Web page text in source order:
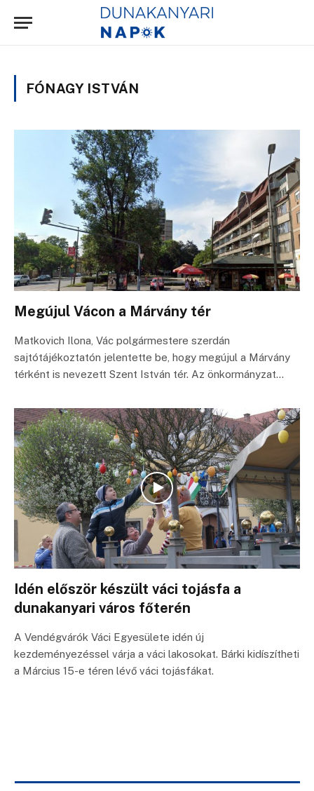
FÓNAGY ISTVÁN
Megújul Vácon a Márvány tér
Matkovich Ilona, Vác polgármestere szerdán
sajtótájékoztatón jelentette be, hogy megújul a Márvány
térként is nevezett Szent István tér. Az önkormányzat…
Idén először készült váci tojásfa a
dunakanyari város főterén
A Vendégvárók Váci Egyesülete idén új
kezdeményezéssel várja a váci lakosokat. Bárki kidíszítheti
a Március 15-e téren lévő váci tojásfákat.